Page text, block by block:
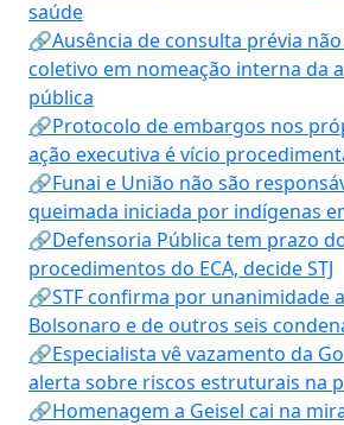
saúde
🔗Ausência de consulta prévia
coletivo em nomeação interna da
pública
🔗Protocolo de embargos nos
ação executiva é vício
🔗Funai e União não são
queimada iniciada por indígenas
🔗Defensoria Pública tem prazo
procedimentos do ECA, decide STJ
🔗STF confirma por unanimidade
Bolsonaro e de outros seis
🔗Especialista vê vazamento da
alerta sobre riscos estruturais na
🔗Homenagem a Geisel cai na